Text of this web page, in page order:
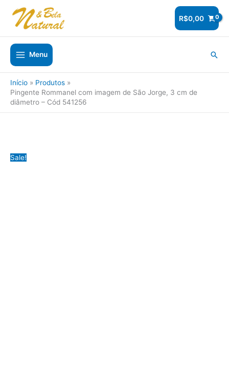
para
conteúdo
R$0,00
Menu
Início
Produtos
Pingente Rommanel com imagem de São Jorge, 3 cm de
diâmetro – Cód 541256
Sale!